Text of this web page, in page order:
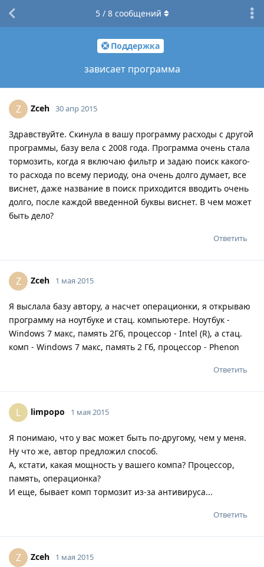
Поддержка
зависает программа
5/ 8сообщений
Z Zceh 30 апр 2015
Здравствуйте. Скинула в вашу программу расходы с другой
программы, базу вела с 2008 года. Программа очень стала
тормозить, когда я включаю фильтр и задаю поиск какого-
то расхода по всему периоду, она очень долго думает, все
виснет, даже название в поиск приходится вводить очень
долго, после каждой введенной буквы виснет. В чем может
быть дело?
Ответить
Z Zceh 1 мая 2015
Я выслала базу автору, а насчет операционки, я открываю
программу на ноутбуке и стац. компьютере. Ноутбук -
Windows 7 макс, память 2Гб, процессор - Intel (R), а стац.
комп - Windows 7 макс, память 2 Гб, процессор - Phenon
Ответить
L limpopo 1 мая 2015
Я понимаю, что у вас может быть по-другому, чем у меня.
Ну что же, автор предложил способ.
А, кстати, какая мощность у вашего компа? Процессор,
память, операционка?
И еще, бывает комп тормозит из-за антивируса...
Ответить
Z Zceh 1 мая 2015